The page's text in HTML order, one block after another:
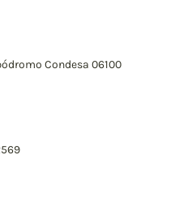
Condesa 06100